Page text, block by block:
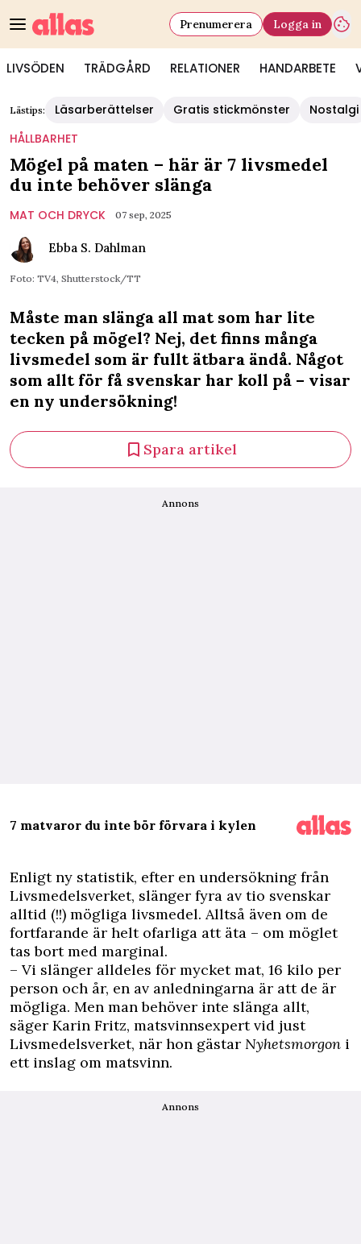
LIVSÖDEN TRÄDGÅRD RELATIONER HANDARBETE
Prenumerera Logga in
Lästips: Läsarberättelser Gratis stickmönster
Nostalgi
HÅLLBARHET
Mögel på maten – här är 7 livsmedel
du inte behöver slänga
MAT OCH DRYCK 07 sep, 2025
Ebba S. Dahlman
Foto: TV4, Shutterstock/TT
Måste man slänga all mat som har lite
tecken på mögel? Nej, det finns många
livsmedel som är fullt ätbara ändå. Något
som allt för få svenskar har koll på – visar
en ny undersökning!
Spara artikel
Annons
7 matvaror du inte bör förvara i kylen
Enligt ny statistik, efter en undersökning från
Livsmedelsverket, slänger fyra av tio svenskar
alltid (!!) mögliga livsmedel. Alltså även om de
fortfarande är helt ofarliga att äta – om möglet
tas bort med marginal.
– Vi slänger alldeles för mycket mat, 16 kilo per
person och år, en av anledningarna är att de är
mögliga. Men man behöver inte slänga allt,
säger Karin Fritz, matsvinnsexpert vid just
Livsmedelsverket, när hon gästar Nyhetsmorgon i
ett inslag om matsvinn.
Annons